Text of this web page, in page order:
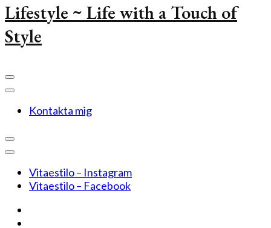
Lifestyle ~ Life with a Touch of
Style
Kontakta mig
Vitaestilo – Instagram
Vitaestilo – Facebook